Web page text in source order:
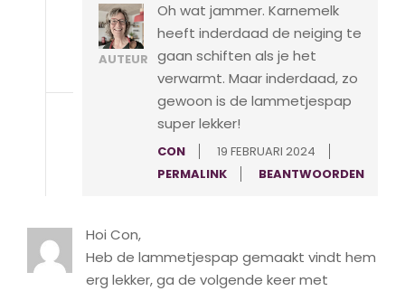
AUTEUR
Oh wat jammer. Karnemelk
heeft inderdaad de neiging te
gaan schiften als je het
verwarmt. Maar inderdaad, zo
gewoon is de lammetjespap
super lekker!
CON
19 FEBRUARI 2024
PERMALINK
BEANTWOORDEN
Hoi Con,
Heb de lammetjespap gemaakt vindt hem
erg lekker, ga de volgende keer met